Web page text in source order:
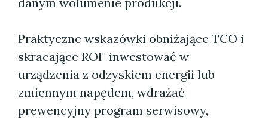
Praktyczne wskazówki obniżające TCO i
skracające ROI" inwestować w
urządzenia z odzyskiem energii lub
zmiennym napędem, wdrażać
prewencyjny program serwisowy,